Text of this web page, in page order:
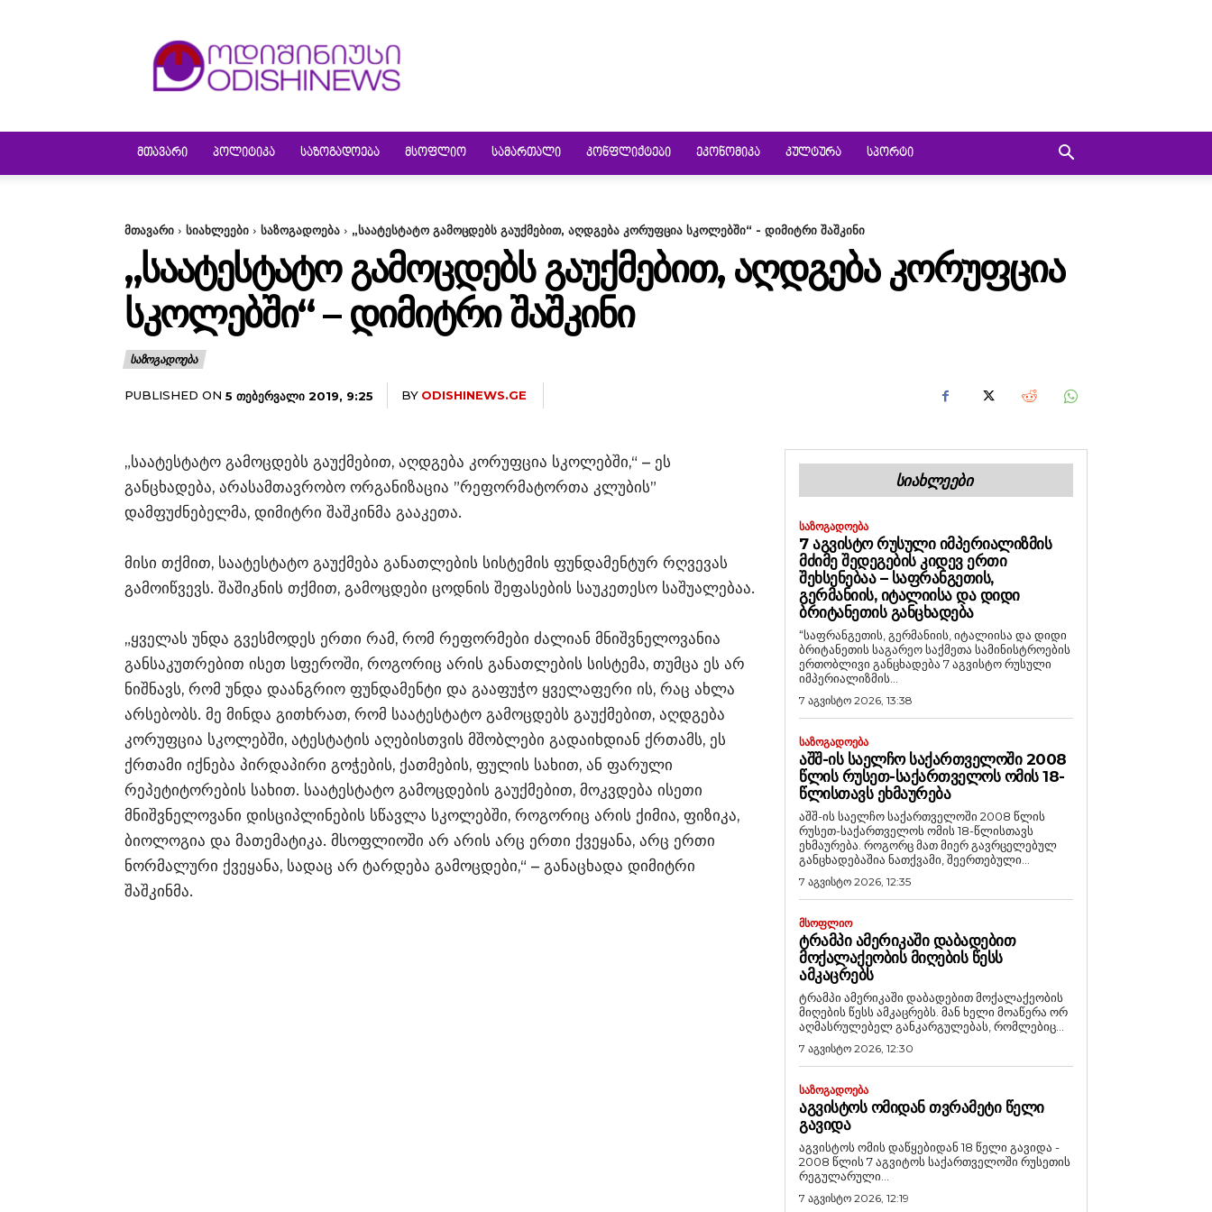
ᲛᲗᲐᲕᲐᲠᲘ ᲞᲝᲚᲘᲢᲘᲙᲐ ᲡᲐᲖᲝᲒᲐᲓᲝᲔᲑᲐ ᲛᲡᲝᲤᲚᲘᲝ ᲡᲐᲛᲐᲠᲗᲐᲚᲘ ᲙᲝᲜᲤᲚᲘᲥᲢᲔᲑᲘ ᲔᲙᲝᲜᲝᲛᲘᲙᲐ ᲙᲣᲚᲢᲣᲠᲐ ᲡᲞᲝᲠᲢᲘ
მთავარი სიახლეები საზოგადოება „საატესტატო გამოცდებს გაუქმებით, აღდგება კორუფცია სკოლებში“ - დიმიტრი შაშკინი
„ᲡᲐᲐᲢᲔᲡᲢᲐᲢᲝ ᲒᲐᲛᲝᲪᲓᲔᲑᲡ ᲒᲐᲣᲥᲛᲔᲑᲘᲗ, ᲐᲦᲓᲒᲔᲑᲐ ᲙᲝᲠᲣᲤᲪᲘᲐ
ᲡᲙᲝᲚᲔᲑᲨᲘ“ – ᲓᲘᲛᲘᲢᲠᲘ ᲨᲐᲨᲙᲘᲜᲘ
ᲡᲐᲖᲝᲒᲐᲓᲝᲔᲑᲐ
PUBLISHED ON 5 ᲗᲔᲑᲔᲠᲕᲐᲚᲘ 2019, 9:25 BY ODISHINEWS.GE
„საატესტატო გამოცდებს გაუქმებით, აღდგება კორუფცია სკოლებში,“ – ეს
განცხადება, არასამთავრობო ორგანიზაცია ”რეფორმატორთა კლუბის”
დამფუძნებელმა, დიმიტრი შაშკინმა გააკეთა.
მისი თქმით, საატესტატო გაუქმება განათლების სისტემის ფუნდამენტურ რღვევას
გამოიწვევს. შაშიკნის თქმით, გამოცდები ცოდნის შეფასების საუკეთესო საშუალებაა.
„ყველას უნდა გვესმოდეს ერთი რამ, რომ რეფორმები ძალიან მნიშვნელოვანია
განსაკუთრებით ისეთ სფეროში, როგორიც არის განათლების სისტემა, თუმცა ეს არ
ნიშნავს, რომ უნდა დაანგრიო ფუნდამენტი და გააფუჭო ყველაფერი ის, რაც ახლა
არსებობს. მე მინდა გითხრათ, რომ საატესტატო გამოცდებს გაუქმებით, აღდგება
კორუფცია სკოლებში, ატესტატის აღებისთვის მშობლები გადაიხდიან ქრთამს, ეს
ქრთამი იქნება პირდაპირი გოჭების, ქათმების, ფულის სახით, ან ფარული
რეპეტიტორების სახით. საატესტატო გამოცდების გაუქმებით, მოკვდება ისეთი
მნიშვნელოვანი დისციპლინების სწავლა სკოლებში, როგორიც არის ქიმია, ფიზიკა,
ბიოლოგია და მათემატიკა. მსოფლიოში არ არის არც ერთი ქვეყანა, არც ერთი
ნორმალური ქვეყანა, სადაც არ ტარდება გამოცდები,“ – განაცხადა დიმიტრი
შაშკინმა.
ᲡᲘᲐᲮᲚᲔᲔᲑᲘ
ᲡᲐᲖᲝᲒᲐᲓᲝᲔᲑᲐ
7 ᲐᲒᲕᲘᲡᲢᲝ ᲠᲣᲡᲣᲚᲘ ᲘᲛᲞᲔᲠᲘᲐᲚᲘᲖᲛᲘᲡ
ᲛᲫᲘᲛᲔ ᲨᲔᲓᲔᲒᲔᲑᲘᲡ ᲙᲘᲓᲔᲕ ᲔᲠᲗᲘ
ᲨᲔᲮᲡᲔᲜᲔᲑᲐᲐ – ᲡᲐᲤᲠᲐᲜᲒᲔᲗᲘᲡ,
ᲒᲔᲠᲛᲐᲜᲘᲘᲡ, ᲘᲢᲐᲚᲘᲘᲡᲐ ᲓᲐ ᲓᲘᲓᲘ
ᲑᲠᲘᲢᲐᲜᲔᲗᲘᲡ ᲒᲐᲜᲪᲮᲐᲓᲔᲑᲐ
“საფრანგეთის, გერმანიის, იტალიისა და დიდი
ბრიტანეთის საგარეო საქმეთა სამინისტროების
ერთობლივი განცხადება 7 აგვისტო რუსული
იმპერიალიზმის...
7 აგვისტო 2026, 13:38
ᲡᲐᲖᲝᲒᲐᲓᲝᲔᲑᲐ
ᲐᲨᲨ-ᲘᲡ ᲡᲐᲔᲚᲩᲝ ᲡᲐᲥᲐᲠᲗᲕᲔᲚᲝᲨᲘ 2008
ᲬᲚᲘᲡ ᲠᲣᲡᲔᲗ-ᲡᲐᲥᲐᲠᲗᲕᲔᲚᲝᲡ ᲝᲛᲘᲡ 18-
ᲬᲚᲘᲡᲗᲐᲕᲡ ᲔᲮᲛᲐᲣᲠᲔᲑᲐ
აშშ-ის საელჩო საქართველოში 2008 წლის
რუსეთ-საქართველოს ომის 18-წლისთავს
ეხმაურება. როგორც მათ მიერ გავრცელებულ
განცხადებაშია ნათქვამი, შეერთებული...
7 აგვისტო 2026, 12:35
ᲛᲡᲝᲤᲚᲘᲝ
ᲢᲠᲐᲛᲞᲘ ᲐᲛᲔᲠᲘᲙᲐᲨᲘ ᲓᲐᲑᲐᲓᲔᲑᲘᲗ
ᲛᲝᲥᲐᲚᲐᲥᲔᲝᲑᲘᲡ ᲛᲘᲦᲔᲑᲘᲡ ᲬᲔᲡᲡ
ᲐᲛᲙᲐᲪᲠᲔᲑᲡ
ტრამპი ამერიკაში დაბადებით მოქალაქეობის
მიღების წესს ამკაცრებს. მან ხელი მოაწერა ორ
აღმასრულებელ განკარგულებას, რომლებიც...
7 აგვისტო 2026, 12:30
ᲡᲐᲖᲝᲒᲐᲓᲝᲔᲑᲐ
ᲐᲒᲕᲘᲡᲢᲝᲡ ᲝᲛᲘᲓᲐᲜ ᲗᲕᲠᲐᲛᲔᲢᲘ ᲬᲔᲚᲘ
ᲒᲐᲕᲘᲓᲐ
აგვისტოს ომის დაწყებიდან 18 წელი გავიდა -
2008 წლის 7 აგვიტოს საქართველოში რუსეთის
რეგულარული...
7 აგვისტო 2026, 12:19